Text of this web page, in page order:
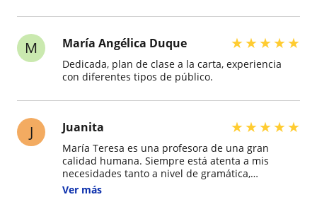
M María Angélica Duque ★★★★★
Dedicada, plan de clase a la carta, experiencia
con diferentes tipos de público.
J Juanita ★★★★★
María Teresa es una profesora de una gran
calidad humana. Siempre está atenta a mis
necesidades tanto a nivel de gramática,
vocabulario y pronunciación. Es muy dinámica en
Ver más